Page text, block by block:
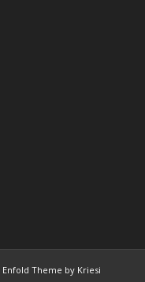
Enfold Theme by Kriesi